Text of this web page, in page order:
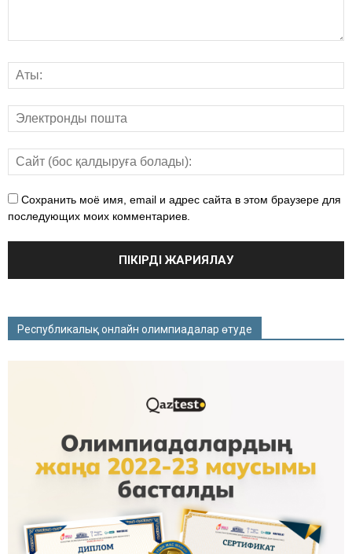
Сохранить моё имя, email и адрес сайта в этом браузере для
последующих моих комментариев.
Республикалық онлайн олимпиадалар өтуде